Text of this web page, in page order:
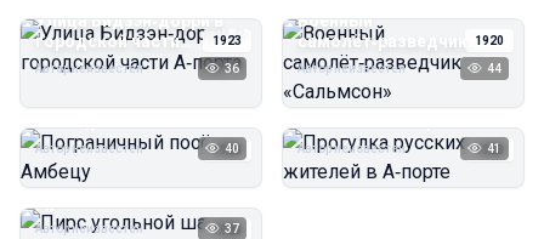
1923
Улица Бидзэн‑дорри в
городской части
А‑порта
Автор неизвестен 36
1920
Военный
самолёт‑разведчик
«Сальмсон»
Автор неизвестен 44
1923
Автор неизвестен 40 1923
Прогулка русских
Автор неизвестен 41
1923
Пирс угольной шахты
Автор неизвестен 37